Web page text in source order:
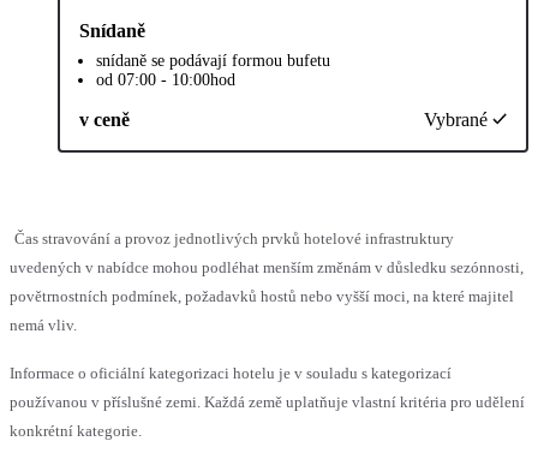
Snídaně
snídaně se podávají formou bufetu
od 07:00 - 10:00hod
v ceně Vybrané
Čas stravování a provoz jednotlivých prvků hotelové infrastruktury
uvedených v nabídce mohou podléhat menším změnám v důsledku sezónnosti,
povětrnostních podmínek, požadavků hostů nebo vyšší moci, na které majitel
nemá vliv.
Informace o oficiální kategorizaci hotelu je v souladu s kategorizací
používanou v příslušné zemi. Každá země uplatňuje vlastní kritéria pro udělení
konkrétní kategorie.